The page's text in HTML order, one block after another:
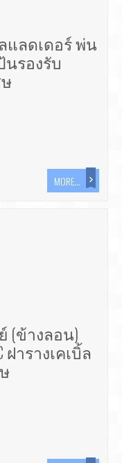
ลแลดเดอร์ พ่น
นรองรับ
MORE...
ย์ (ข้างลอน)
ารางเคเบิ้ล